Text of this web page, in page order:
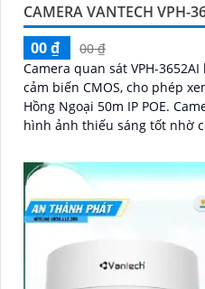
CAMERA VANTECH VPH-
00 ₫
00 ₫
Camera quan sát VPH-
cảm biến CMOS, cho phép
Hồng Ngoại 50m IP POE. Camera này có khả năng xử lý
hình ảnh thiếu sáng tốt nhờ